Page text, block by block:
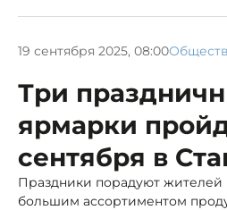
19 сентября 2025, 08:00
Три
ярмарки
сентября в
Праздники порадуют жителей
большим ассортиментом